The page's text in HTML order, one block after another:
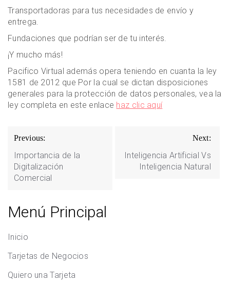
Transportadoras para tus necesidades de envío y
entrega.
Fundaciones que podrían ser de tu interés.
¡Y mucho más!
Pacifico Virtual además opera teniendo en cuanta la ley
1581 de 2012 que Por la cual se dictan disposiciones
generales para la protección de datos personales, vea la
ley completa en este enlace haz clic aquí
Navegación
de
entradas
Previous:
Importancia de la
Digitalización
Comercial
Next:
Inteligencia Artificial Vs
Inteligencia Natural
Menú Principal
Inicio
Tarjetas de Negocios
Quiero una Tarjeta